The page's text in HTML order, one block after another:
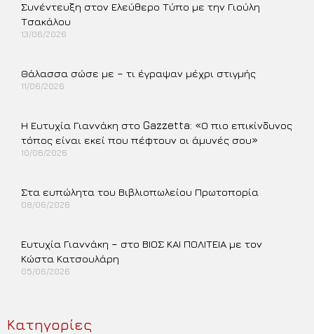
Συνέντευξη στον Ελεύθερο Τύπο με την Γιούλη
Τσακάλου
13/06/2026
Θάλασσα σώσε με – τι έγραψαν μέχρι στιγμής
11/06/2026
Η Ευτυχία Γιαννάκη στο Gazzetta: «Ο πιο επικίνδυνος
τόπος είναι εκεί που πέφτουν οι άμυνές σου»
10/06/2026
Στα ευπώλητα του Βιβλιοπωλείου Πρωτοπορία
08/06/2026
Ευτυχία Γιαννάκη – στο ΒΙΟΣ ΚΑΙ ΠΟΛΙΤΕΙΑ με τον
Κώστα Κατσουλάρη
05/06/2026
Κατηγορίες